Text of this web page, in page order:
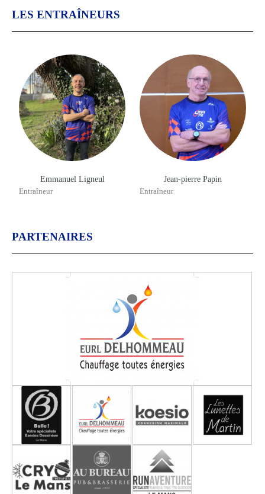
LES ENTRAÎNEURS
Emmanuel Ligneul
Entraîneur
Jean-pierre Papin
Entraîneur
PARTENAIRES